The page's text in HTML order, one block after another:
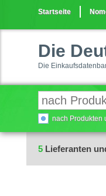
Startseite
Die
Die
nach Produkten
5 Lieferanten